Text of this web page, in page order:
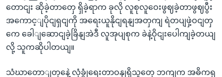
တောငျး ဆိုခဲ့တာတှေ ရှိခဲ့ရာက ခုလို လူစုလူဝေးဖွဈခဲ့တာဖွဈပွီး
အကောင့ျပိုငျရှငျကို အရေးယူနိုငျရနျအတှကျ ရဲတပျဖှဲ့ဝငျတှ
ကေ ခေါျဆောငျခဲ့ခြိနျအဲဒီ လူအုပျစုက ခဲနဲ့ဝိုငျးပေါကျခဲ့တယျ
လို့ သူကဆိုပါတယျ။
သံဃာတောျတှနေဲ့ လုံခွုံရေးတာဝနျရှိသူတှေ ဘကျက အဓိကရု